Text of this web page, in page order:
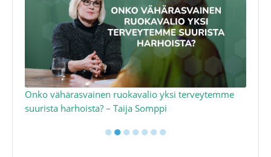
Onko vähärasvainen ruokavalio yksi terveytemme
suurista harhoista? – Taija Somppi
●●●●●●●